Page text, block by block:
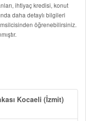
ihtiyaç kredisi, konut
daha detaylı bilgileri
öğrenebilirsiniz.
Kocaeli (İzmit)